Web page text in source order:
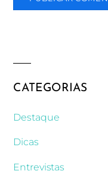
CATEGORIAS
Destaque
Dicas
Entrevistas